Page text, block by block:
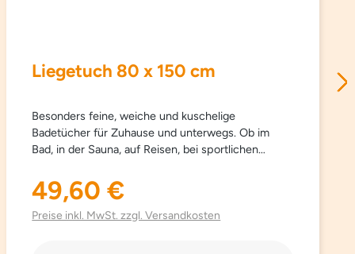
Liegetuch 80 x 150 cm
Besonders feine, weiche und kuschelige
Badetücher für Zuhause und unterwegs. Ob im
Bad, in der Sauna, auf Reisen, bei sportlichen
schnelltrocknend, atmungsaktiv, besonders leicht,
saugfähig, einfach zu pflegen und Platz sparend.
Aus hochwertig gebürsteter Mikrofaser mit
Regulärer Preis:
49,60 €
Preise inkl. MwSt. zzgl. Versandkosten